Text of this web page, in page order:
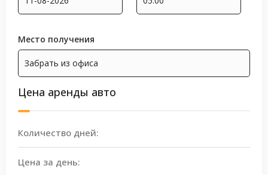
Место получения
Цена аренды авто
Количество дней:
Цена за день: